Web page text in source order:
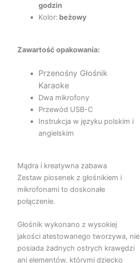
godzin
Kolor: beżowy
Zawartość opakowania:
Przenośny Głośnik
Karaoke
Dwa mikrofony
Przewód USB-C
Instrukcja w języku polskim i
angielskim
Mądra i kreatywna zabawa
Zestaw piosenek z głośnikiem i
mikrofonami to doskonałe
połączenie.
Głośnik wykonano z wysokiej
jakości atestowanego tworzywa, nie
posiada żadnych ostrych krawędzi
ani elementów, którymi dziecko